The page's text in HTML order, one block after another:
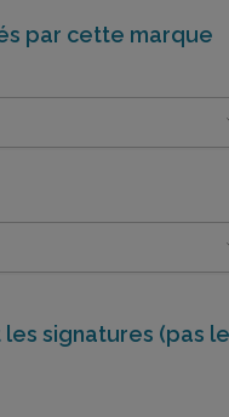
par cette marque
signatures (pas